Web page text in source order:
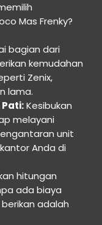
Mas Frenky?
bagian dari
kemudahan
Zenix,
lama.
Kesibukan
melayani
unit
Anda di
hitungan
ada biaya
adalah